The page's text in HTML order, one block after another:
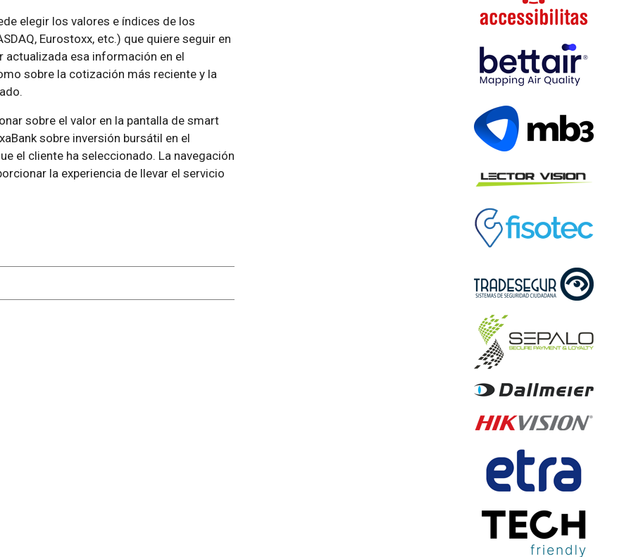
elegir los valores e índices de los
Eurostoxx, etc.) que quiere seguir en
actualizada esa información en el
sobre la cotización más reciente y la
sobre el valor en la pantalla de smart
sobre inversión bursátil en el
el cliente ha seleccionado. La navegación
la experiencia de llevar el servicio